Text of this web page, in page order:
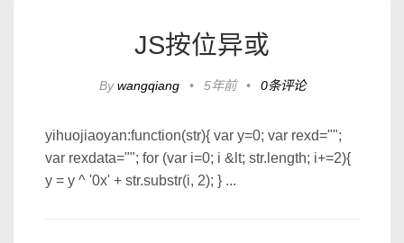
JS按位异或
Bywangqiang • 5年前 • 0条评论
yihuojiaoyan:function(str){ var y=0; var rexd="";
var rexdata=""; for (var i=0; i &lt; str.length; i+=2){
y = y ^ '0x' + str.substr(i, 2); } ...